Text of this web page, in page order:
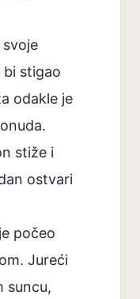
svoje
stigao
odakle je
stiže i
ostvari
počeo
Jureći
suncu,